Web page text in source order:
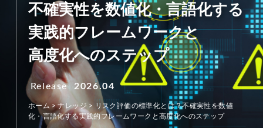
不確実性を数値化・言語化する
実践的フレームワークと
高度化へのステップ
Release 2026.04
ホーム > ナレッジ > リスク評価の標準化とは？不確実性を数値
化・言語化する実践的フレームワークと高度化へのステップ